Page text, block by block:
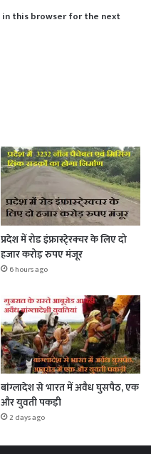
in this browser for the next
प्रदेश में रोड इंफ्रास्टे्रक्चर के लिए दो
हजार करोड़ रुपए मंजूर
6 hours ago
बांग्लादेश से भारत में अवैध घुसपैठ, एक
और युवती पकड़ी
2 days ago